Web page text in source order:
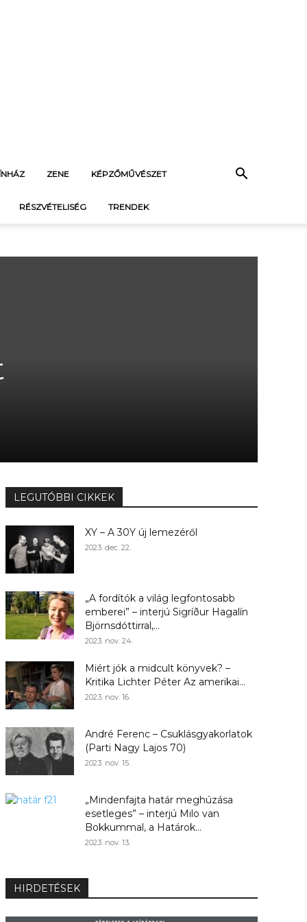
ZENE KÉPZŐMŰVÉSZET
RÉSZVÉTELISÉG TRENDEK
LEGUTÓBBI CIKKEK
XY – A 30Y új lemezéről
2023. dec. 22.
„A fordítók a világ legfontosabb
emberei” – interjú Sigríður Hagalín
Björnsdóttirral,...
2023. nov. 24.
Miért jók a midcult könyvek? –
Kritika Lichter Péter Az amerikai...
2023. nov. 16.
André Ferenc – Csuklásgyakorlatok
(Parti Nagy Lajos 70)
2023. nov. 15.
„Mindenfajta határ meghúzása
esetleges” – interjú Milo van
Bokkummal, a Határok...
2023. nov. 13.
HIRDETÉSEK